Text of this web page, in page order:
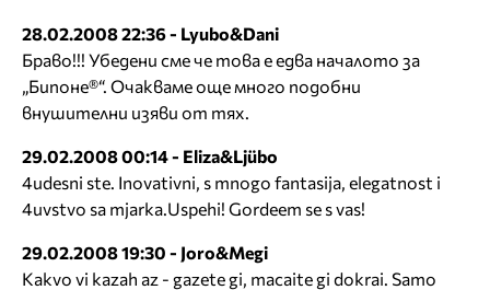
28.02.2008 22:36 - Lyubo&Dani
Браво!!! Убедени сме че това е едва началото за
„Бипоне®“. Очакваме още много подобни
внушителни изяви от тях.
29.02.2008 00:14 - Eliza&Ljübo
4udesni ste. Inovativni, s mnogo fantasija, elegatnost i
4uvstvo sa mjarka.Uspehi! Gordeem se s vas!
29.02.2008 19:30 - Joro&Megi
Kakvo vi kazah az - gazete gi, macaite gi dokrai. Samo